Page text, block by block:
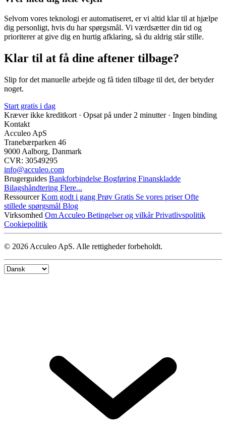
Selvom vores teknologi er automatiseret, er vi altid klar til at hjælpe
dig personligt, hvis du har spørgsmål. Vi værdsætter din tid og
prioriterer at give dig en hurtig afklaring, så du aldrig står stille.
Klar til at få dine aftener tilbage?
Slip for det manuelle arbejde og få tiden tilbage til det, der betyder
noget.
Start gratis i dag
Kræver ikke kreditkort · Opsat på under 2 minutter · Ingen binding
Kontakt
Acculeo ApS
Tranebærparken 46
9000 Aalborg, Danmark
CVR: 30549295
info@​acculeo.com
Brugerguides Bankforbindelse Bogføring Finanskladde
Bilagshåndtering Flere...
RessourcerKom godt i gang Prøv Gratis Se vores priserOfte
stillede spørgsmål Blog
Virksomhed Om Acculeo Betingelser og vilkårPrivatlivspolitik
Cookiepolitik
© 2026 Acculeo ApS. Alle rettigheder forbeholdt.